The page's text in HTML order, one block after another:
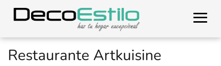
Restaurante Artkuisine